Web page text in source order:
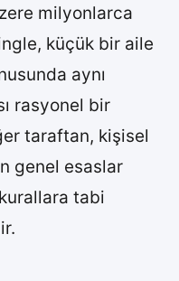
milyonlarca
küçük bir aile
aynı
rasyonel bir
taraftan, kişisel
genel esaslar
tabi